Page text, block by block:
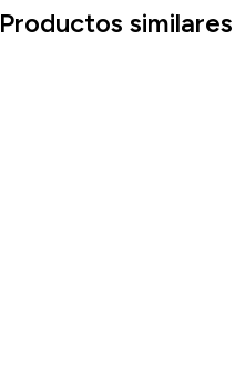
Productos similares